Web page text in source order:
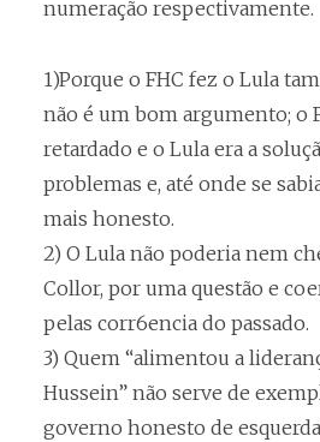
numeração respectivamente.
1)Porque o FHC fez o Lula
não é um bom argumento; o
retardado e o Lula era a
problemas e, até onde se
mais honesto.
2) O Lula não poderia nem
Collor, por uma questão e
pelas corr6encia do passado.
3) Quem “alimentou a
Hussein” não serve de
governo honesto de